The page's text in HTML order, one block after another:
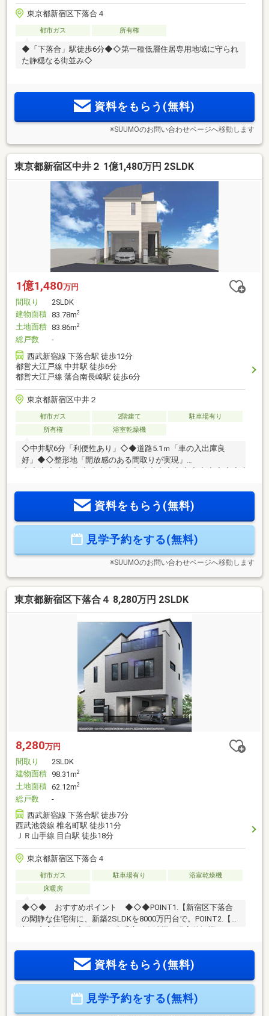
東京都新宿区下落合４
都市ガス 所有権
◆「下落合」駅徒歩6分◆◇第一種低層住居専用地域に守られ
た静穏なる街並み◇
資料をもらう(無料)
※SUUMOのお問い合わせページへ移動します
東京都新宿区中井２ 1億1,480万円 2SLDK
1億1,480万円
間取り
2SLDK
建物面積 83.78m2
土地面積 83.86m2
総戸数
-
西武新宿線 下落合駅 徒歩12分
都営大江戸線 中井駅 徒歩6分
都営大江戸線 落合南長崎駅 徒歩6分
東京都新宿区中井２
都市ガス 2階建て
駐車場有り
所有権
浴室乾燥機
◇中井駅6分「利便性あり」◇◆道路5.1ｍ「車の入出庫良
好」◆◇整形地「開放感のある間取りが実現」
はもちろん、本物件購入後１０～２０年後のライフサイクル
の変化を見据えた長期的なライフプランシミュレーションを
んでから気になる事項を色々な角度から調査して、お客様に
資料をもらう(無料)
見学予約をする(無料)
※SUUMOのお問い合わせページへ移動します
東京都新宿区下落合４ 8,280万円 2SLDK
8,280万円
間取り
2SLDK
建物面積 98.31m2
土地面積 62.12m2
総戸数
-
西武新宿線 下落合駅 徒歩7分
西武池袋線 椎名町駅 徒歩11分
ＪＲ山手線 目白駅 徒歩18分
東京都新宿区下落合４
都市ガス 駐車場有り
浴室乾燥機
床暖房
◆◇◆ おすすめポイント ◆◇◆POINT1.【新宿区下落合
の閑静な住宅街に、新築2SLDKを8000万円台で。POINT2.【最
Low-E複層ガラスやエコジョーズを採用し、光熱費を抑制。地
盤保証20年付きで、長期の安心をお届けします。】【ライフ
化を見据えた長期的なライフプランシミュレーションを実施
します。
資料をもらう(無料)
見学予約をする(無料)